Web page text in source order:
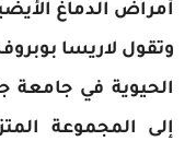
أمراض الدماغ
وتقول لاريسا
الحيوية في جامعة
إلى المجموعة